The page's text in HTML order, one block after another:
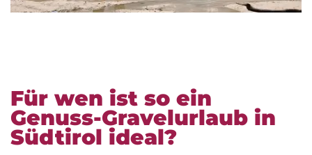
Für wen ist so ein
Genuss-Gravelurlaub in
Südtirol ideal?